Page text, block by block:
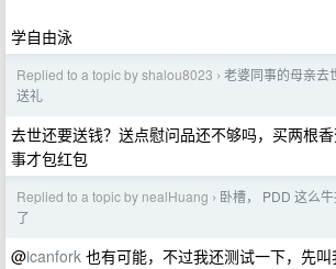
学自由泳
Replied to a topic by shalou8023 › 老婆同事的母亲去
送礼
去世还要送钱？送点慰问品还不够吗，买两根
事才包红包
Replied to a topic by nealHuang › 卧槽， PDD 这么
了
@icanfork 也有可能，不过我还测试一下，先